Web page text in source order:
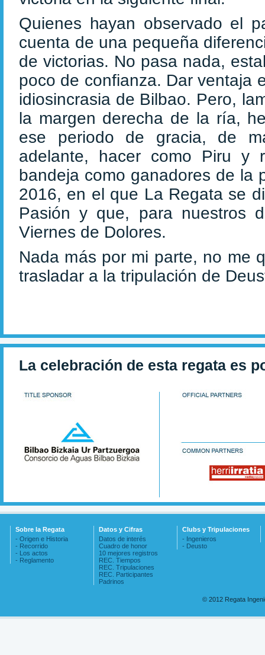
Quienes hayan observado el
cuenta de una pequeña
de victorias. No pasa nada,
poco de confianza. Dar ventaja
idiosincrasia de Bilbao. Pero,
la margen derecha de la ría,
ese periodo de gracia, de
adelante, hacer como Piru
bandeja como ganadores de la
2016, en el que La Regata se
Pasión y que, para nuestros
Viernes de Dolores.
Nada más por mi parte, no me
trasladar a la tripulación de
La celebración de esta regata es
Sobre la Regata
- Origen e Historia
- Recorrido
- Los actos
- Reglamento
Datos y Cifras
Datos de interés
Cuadro de honor
10 mejores registros
REC. Tiempos
REC. Tripulaciones
REC. Participantes
Padrinos
Clubs y Tripulaciones
- Ingenieros
- Deusto
© 2012 Regata